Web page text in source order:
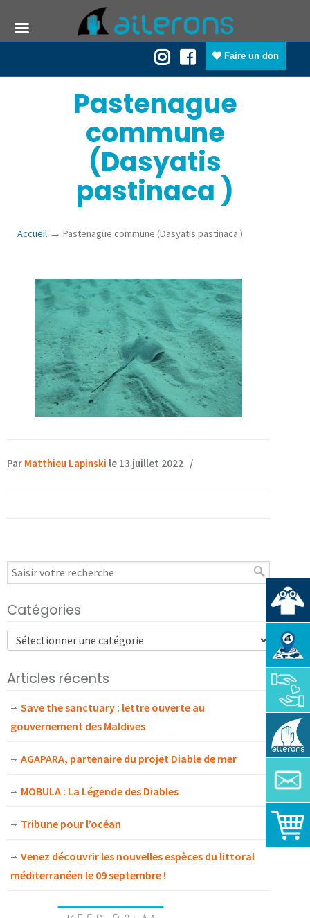
Faire un don
Pastenague
commune
(Dasyatis
pastinaca )
Accueil → Pastenague commune (Dasyatis pastinaca )
Par Matthieu Lapinski le 13 juillet 2022 /
Catégories
Articles récents
Save the sanctuary : lettre ouverte au
gouvernement des Maldives
AGAPARA, partenaire du projet Diable de mer
MOBULA : La Légende des Diables
Tribune pour l’océan
Venez découvrir les nouvelles espèces du littoral
méditerranéen le 09 septembre !